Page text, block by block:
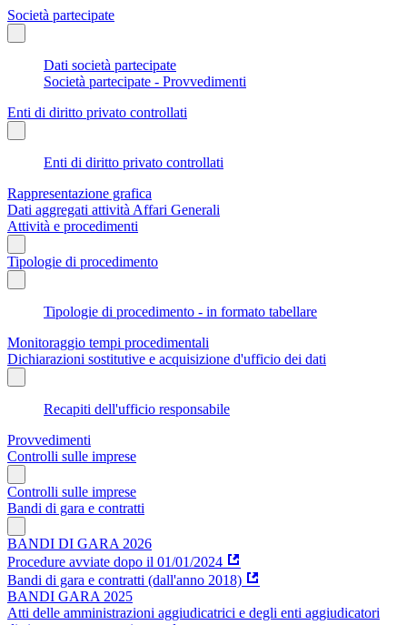
Società partecipate
Dati società partecipate
Società partecipate - Provvedimenti
Enti di diritto privato controllati
Enti di diritto privato controllati
Rappresentazione grafica
Dati aggregati attività Affari Generali
Attività e procedimenti
Tipologie di procedimento
Tipologie di procedimento - in formato tabellare
Monitoraggio tempi procedimentali
Dichiarazioni sostitutive e acquisizione d'ufficio dei dati
Recapiti dell'ufficio responsabile
Provvedimenti
Controlli sulle imprese
Controlli sulle imprese
Bandi di gara e contratti
BANDI DI GARA 2026
Procedure avviate dopo il 01/01/2024
Bandi di gara e contratti (dall'anno 2018)
BANDI GARA 2025
Atti delle amministrazioni aggiudicatrici e degli enti aggiudicatori